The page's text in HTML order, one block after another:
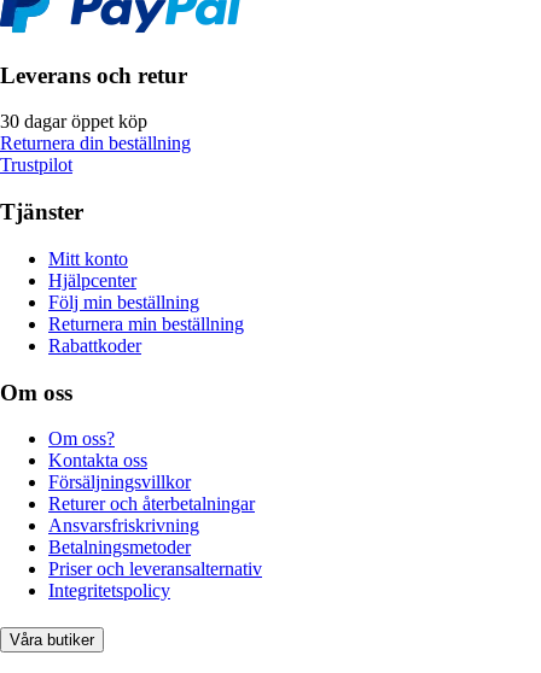
Leverans och retur
30 dagar öppet köp
Returnera din beställning
Trustpilot
Tjänster
Mitt konto
Hjälpcenter
Följ min beställning
Returnera min beställning
Rabattkoder
Om oss
Om oss?
Kontakta oss
Försäljningsvillkor
Returer och återbetalningar
Ansvarsfriskrivning
Betalningsmetoder
Priser och leveransalternativ
Integritetspolicy
Våra butiker